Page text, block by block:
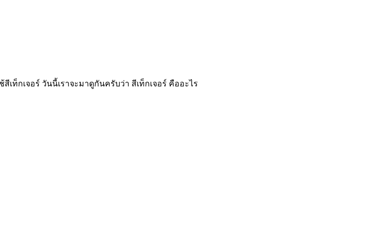
ท็กเจอร์ วันนี้เราจะมาดูกันครับว่า สีเท็กเจอร์ คืออะไร